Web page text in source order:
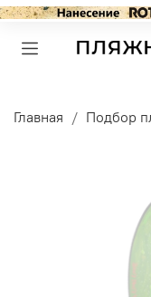
Главная
Подбор